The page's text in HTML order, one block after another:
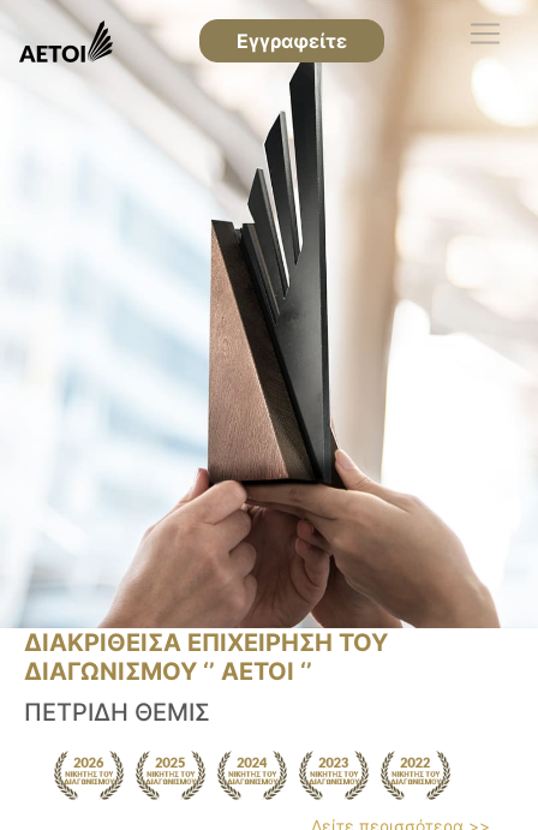
Εγγραφείτε
ΔΙΑΚΡΙΘΕΙΣΑ ΕΠΙΧΕΙΡΗΣΗ ΤΟΥ
ΔΙΑΓΩΝΙΣΜΟΥ ‘’ ΑΕΤΟΙ ‘’
ΠΕΤΡΙΔΗ ΘΕΜΙΣ
Δείτε περισσότερα >>